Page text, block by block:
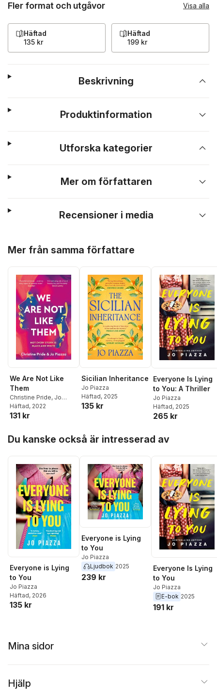
Fler format och utgåvor Visa alla
Häftad
135 kr
Häftad
199 kr
Beskrivning
Produktinformation
Utforska kategorier
Mer om författaren
Recensioner i media
Mer från samma författare
We Are Not Like
Them
Christine Pride, Jo
Piazza
Häftad, 2022
131 kr
Sicilian Inheritance
Jo Piazza
Häftad, 2025
135 kr
Everyone Is Lying
to You: A Thriller
Jo Piazza
Häftad, 2025
265 kr
Du kanske också är intresserad av
Everyone is Lying
to You
Jo Piazza
Häftad, 2026
135 kr
Everyone is Lying
to You
Jo Piazza
Ljudbok 2025
239 kr
Everyone Is Lying
to You
Jo Piazza
E-bok 2025
191 kr
Mina sidor
Hjälp